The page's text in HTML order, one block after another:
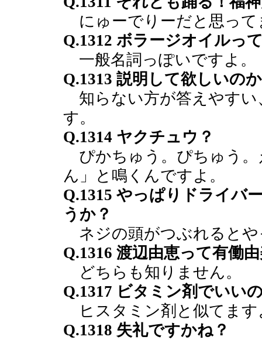
にゅーでりーだと思って
Q.1312 ボラージオイルっ
一般名詞っぽいですよ。
Q.1313 説明して欲しいの
知らない方が答えやすい
す。
Q.1314 ヤクチュウ？
ぴかちゅう。ぴちゅう。
ん」と鳴くんですよ。
Q.1315 やっぱりドライバ
うか？
ネジの頭がつぶれるとや
Q.1316 渡辺由恵って有働
どちらも知りません。
Q.1317 ビタミン剤でいい
ヒスタミン剤と似てます
Q.1318 失礼ですかね？